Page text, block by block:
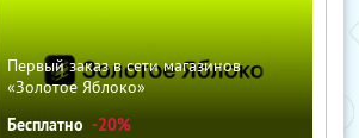
Первый заказ в сети магазинов
«Золотое Яблоко»
Бесплатно -20%